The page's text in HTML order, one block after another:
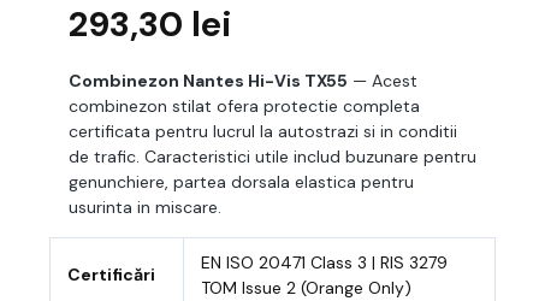
293,30 lei
Combinezon Nantes Hi-Vis TX55 — Acest
combinezon stilat ofera protectie completa
certificata pentru lucrul la autostrazi si in conditii
de trafic. Caracteristici utile includ buzunare pentru
genunchiere, partea dorsala elastica pentru
usurinta in miscare.
Certificări
EN ISO 20471 Class 3 | RIS 3279
TOM Issue 2 (Orange Only)